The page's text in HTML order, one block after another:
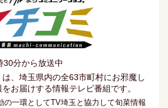
30分から放送中
は、埼玉県内の全63市町村にお邪魔し
お届けする情報テレビ番組です。
の一環としてTV埼玉と協力して旬菜情報